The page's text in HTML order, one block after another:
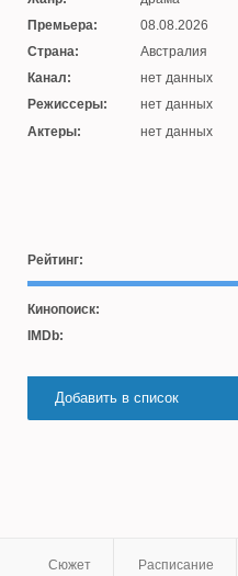
Премьера:
08.08.2026
Страна:
Австралия
Канал:
нет данных
Режиссеры:
нет данных
Актеры:
нет данных
Рейтинг:
Кинопоиск:
IMDb:
Добавить в список
Сюжет Расписание